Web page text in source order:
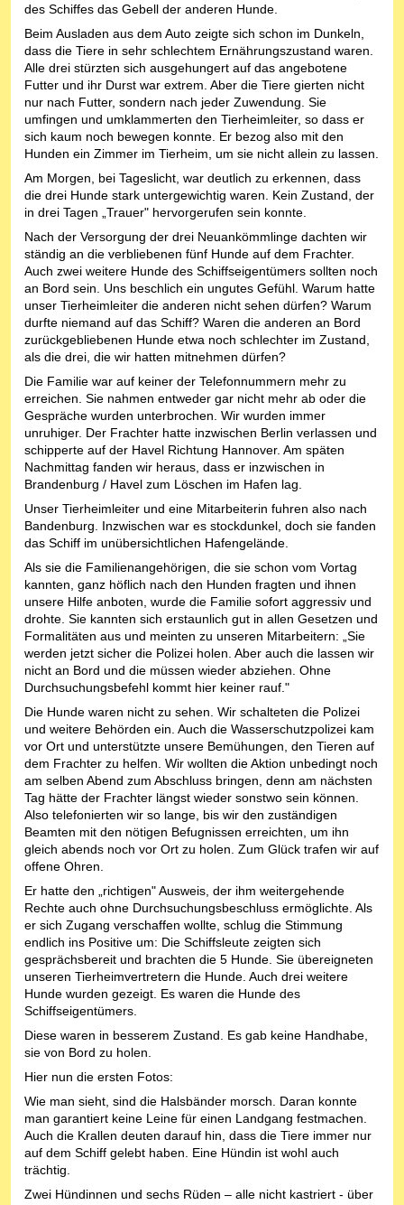
des Schiffes das Gebell der anderen Hunde.
Beim Ausladen aus dem Auto zeigte sich schon im Dunkeln,
dass die Tiere in sehr schlechtem Ernährungszustand waren.
Alle drei stürzten sich ausgehungert auf das angebotene
Futter und ihr Durst war extrem. Aber die Tiere gierten nicht
nur nach Futter, sondern nach jeder Zuwendung. Sie
umfingen und umklammerten den Tierheimleiter, so dass er
sich kaum noch bewegen konnte. Er bezog also mit den
Hunden ein Zimmer im Tierheim, um sie nicht allein zu lassen.
Am Morgen, bei Tageslicht, war deutlich zu erkennen, dass
die drei Hunde stark untergewichtig waren. Kein Zustand, der
in drei Tagen „Trauer" hervorgerufen sein konnte.
Nach der Versorgung der drei Neuankömmlinge dachten wir
ständig an die verbliebenen fünf Hunde auf dem Frachter.
Auch zwei weitere Hunde des Schiffseigentümers sollten noch
an Bord sein. Uns beschlich ein ungutes Gefühl. Warum hatte
unser Tierheimleiter die anderen nicht sehen dürfen? Warum
durfte niemand auf das Schiff? Waren die anderen an Bord
zurückgebliebenen Hunde etwa noch schlechter im Zustand,
als die drei, die wir hatten mitnehmen dürfen?
Die Familie war auf keiner der Telefonnummern mehr zu
erreichen. Sie nahmen entweder gar nicht mehr ab oder die
Gespräche wurden unterbrochen. Wir wurden immer
unruhiger. Der Frachter hatte inzwischen Berlin verlassen und
schipperte auf der Havel Richtung Hannover. Am späten
Nachmittag fanden wir heraus, dass er inzwischen in
Brandenburg / Havel zum Löschen im Hafen lag.
Unser Tierheimleiter und eine Mitarbeiterin fuhren also nach
Bandenburg. Inzwischen war es stockdunkel, doch sie fanden
das Schiff im unübersichtlichen Hafengelände.
Als sie die Familienangehörigen, die sie schon vom Vortag
kannten, ganz höflich nach den Hunden fragten und ihnen
unsere Hilfe anboten, wurde die Familie sofort aggressiv und
drohte. Sie kannten sich erstaunlich gut in allen Gesetzen und
Formalitäten aus und meinten zu unseren Mitarbeitern: „Sie
werden jetzt sicher die Polizei holen. Aber auch die lassen wir
nicht an Bord und die müssen wieder abziehen. Ohne
Durchsuchungsbefehl kommt hier keiner rauf."
Die Hunde waren nicht zu sehen. Wir schalteten die Polizei
und weitere Behörden ein. Auch die Wasserschutzpolizei kam
vor Ort und unterstützte unsere Bemühungen, den Tieren auf
dem Frachter zu helfen. Wir wollten die Aktion unbedingt noch
am selben Abend zum Abschluss bringen, denn am nächsten
Tag hätte der Frachter längst wieder sonstwo sein können.
Also telefonierten wir so lange, bis wir den zuständigen
Beamten mit den nötigen Befugnissen erreichten, um ihn
gleich abends noch vor Ort zu holen. Zum Glück trafen wir auf
offene Ohren.
Er hatte den „richtigen" Ausweis, der ihm weitergehende
Rechte auch ohne Durchsuchungsbeschluss ermöglichte. Als
er sich Zugang verschaffen wollte, schlug die Stimmung
endlich ins Positive um: Die Schiffsleute zeigten sich
gesprächsbereit und brachten die 5 Hunde. Sie übereigneten
unseren Tierheimvertretern die Hunde. Auch drei weitere
Hunde wurden gezeigt. Es waren die Hunde des
Schiffseigentümers.
Diese waren in besserem Zustand. Es gab keine Handhabe,
sie von Bord zu holen.
Hier nun die ersten Fotos:
Wie man sieht, sind die Halsbänder morsch. Daran konnte
man garantiert keine Leine für einen Landgang festmachen.
Auch die Krallen deuten darauf hin, dass die Tiere immer nur
auf dem Schiff gelebt haben. Eine Hündin ist wohl auch
trächtig.
Zwei Hündinnen und sechs Rüden – alle nicht kastriert - über